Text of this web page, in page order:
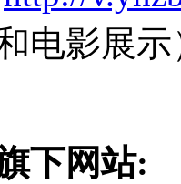
电影展示
下网站: